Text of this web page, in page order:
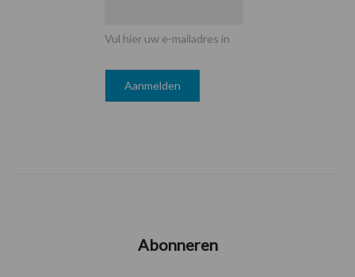
Vul hier uw e-mailadres in
Abonneren